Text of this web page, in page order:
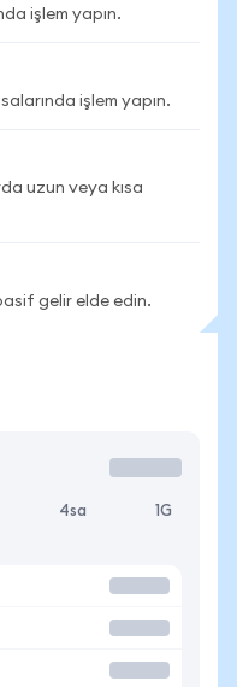
işlem yapın.
işlem yapın.
uzun veya kısa
gelir elde edin.
4sa 1G